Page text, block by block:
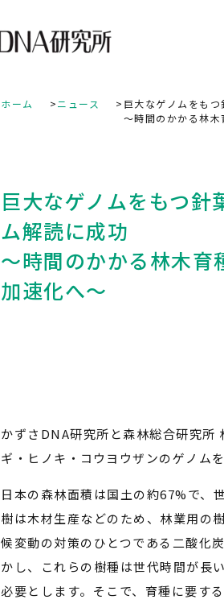
ホーム ニュース
巨大なゲノムをも
～時間のかかる林
巨大なゲノムをもつ針
ム解読に成功
～時間のかかる林木育
加速化へ～
かずさDNA研究所と森林総合研究所
ギ・ヒノキ・コウヨウザンのゲノム
日本の森林面積は国土の約67%で、
樹は木材生産などのため、林業用の
候変動の対策のひとつである二酸化
かし、これらの樹種は世代時間が長
必要とします。そこで、育種に要す